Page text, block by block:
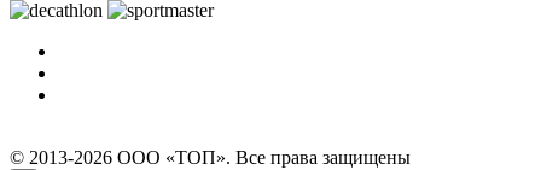
© 2013-2026 ООО «ТОП». Все права защищены